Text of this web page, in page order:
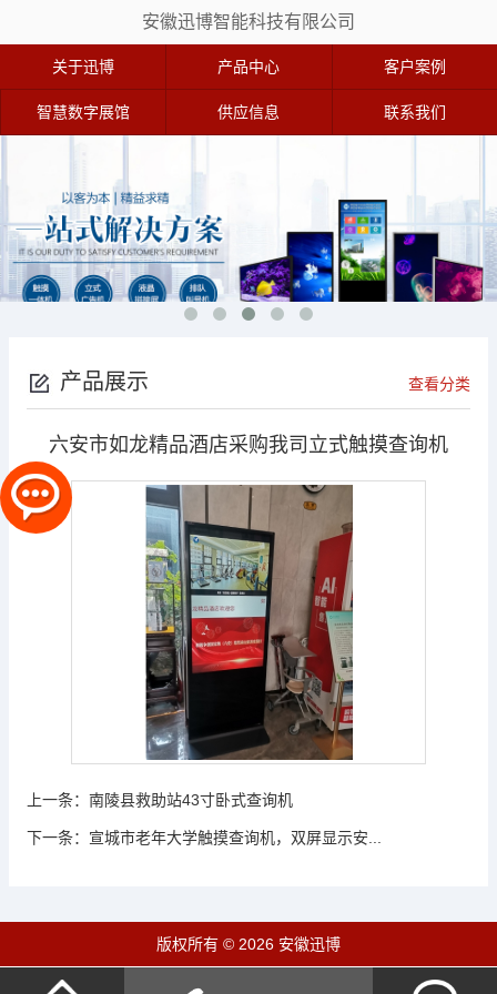
安徽迅博智能科技有限公司
关于迅博 产品中心 客户案例
智慧数字展馆 供应信息 联系我们
产品展示 查看分类
六安市如龙精品酒店采购我司立式触摸查询机
上一条： 南陵县救助站43寸卧式查询机
下一条： 宣城市老年大学触摸查询机，双屏显示安...
版权所有 © 2026 安徽迅博